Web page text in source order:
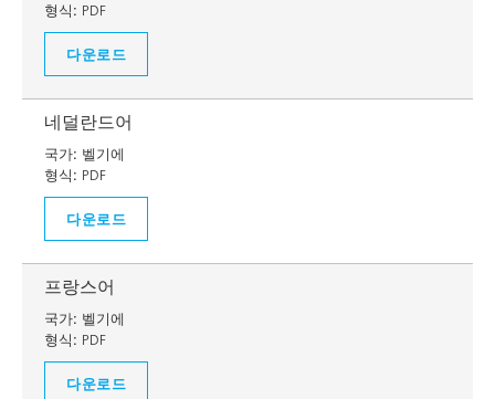
형식: PDF
다운로드
네덜란드어
국가: 벨기에
형식: PDF
다운로드
프랑스어
국가: 벨기에
형식: PDF
다운로드